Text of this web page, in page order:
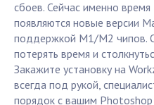
сбоев. Сейчас именно
появляются новые версии
поддержкой M1/M2 чипов.
потерять время и
Закажите установку на
всегда под рукой,
порядок с вашим Photoshop